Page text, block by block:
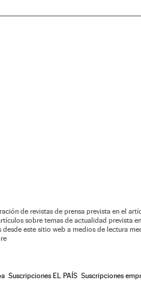
de revistas de prensa prevista en el
sobre temas de actualidad prevista
este sitio web a medios de lectura
Suscripciones EL PAÍS Suscripciones